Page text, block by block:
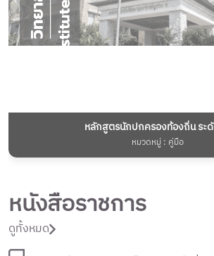
หลักสูตรนักปกครองท้องถิ่น ระ
หมวดหมู่ : คู่มือ
หนังสือราชการ
ดูทั้งหมด